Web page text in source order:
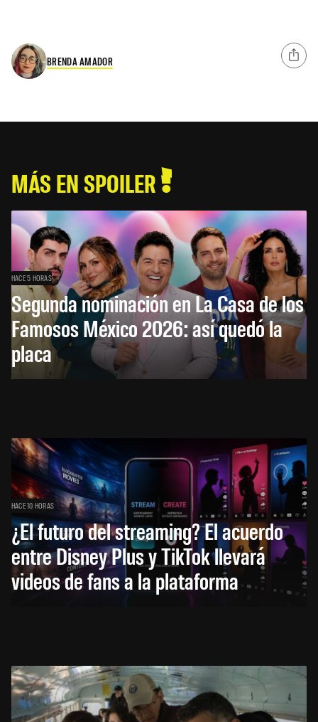
BRENDA AMADOR
MÁS EN SPOILER
HACE 5 HORAS
Segunda nominación en La Casa de los
Famosos México 2026: así quedó la
placa
HACE 10 HORAS
¿El futuro del streaming? El acuerdo
entre Disney Plus y TikTok llevará
videos de fans a la plataforma